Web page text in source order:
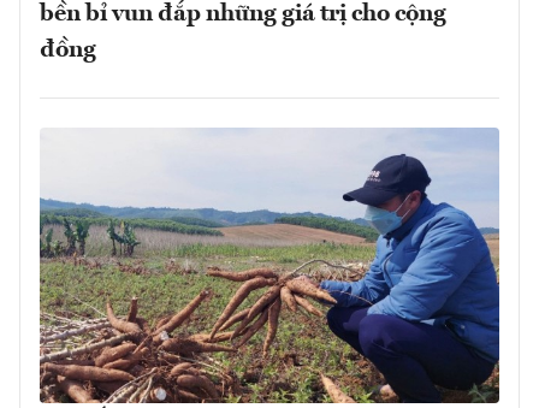
bền bỉ vun đắp những giá trị cho cộng
đồng